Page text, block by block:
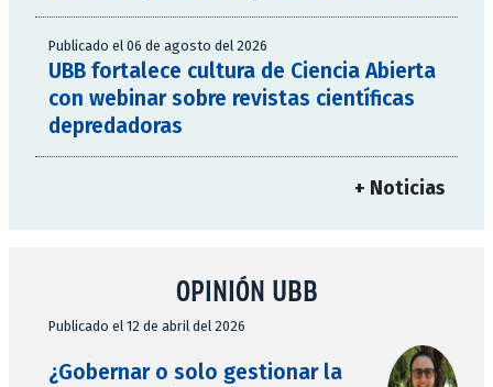
Publicado el 06 de agosto del 2026
UBB fortalece cultura de Ciencia Abierta
con webinar sobre revistas científicas
depredadoras
+ Noticias
OPINIÓN UBB
Publicado el 12 de abril del 2026
¿Gobernar o solo gestionar la